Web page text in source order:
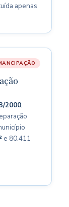
apenas
2000,
e 80.411